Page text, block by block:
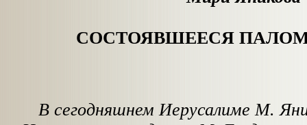
СОСТОЯВШЕЕСЯ
В сегодняшнем Иерусалиме М.